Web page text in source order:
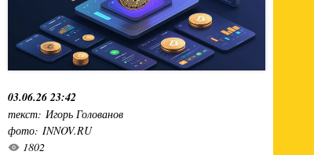
03.06.26 23:42
текст: Игорь Голованов
фото: INNOV.RU
1802